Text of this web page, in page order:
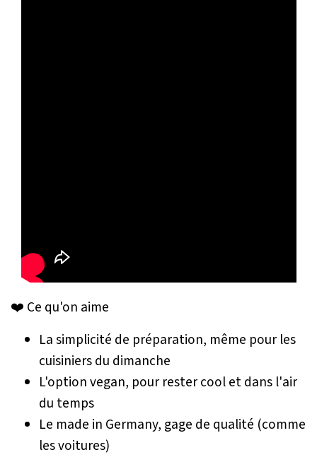
❤️ Ce qu'on aime
La simplicité de préparation, même pour les
cuisiniers du dimanche
L'option vegan, pour rester cool et dans l'air
du temps
Le made in Germany, gage de qualité (comme
les voitures)